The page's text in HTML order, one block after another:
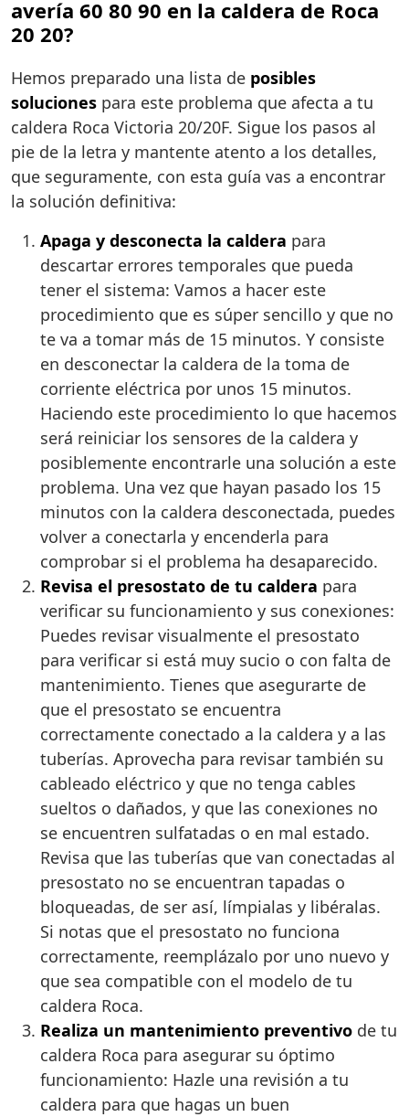
avería 60 80 90 en la caldera de Roca
20 20?
Hemos preparado una lista de posibles
soluciones para este problema que afecta a tu
caldera Roca Victoria 20/20F. Sigue los pasos al
pie de la letra y mantente atento a los detalles,
que seguramente, con esta guía vas a encontrar
la solución definitiva:
Apaga y desconecta la caldera para
descartar errores temporales que pueda
tener el sistema: Vamos a hacer este
procedimiento que es súper sencillo y que no
te va a tomar más de 15 minutos. Y consiste
en desconectar la caldera de la toma de
corriente eléctrica por unos 15 minutos.
Haciendo este procedimiento lo que hacemos
será reiniciar los sensores de la caldera y
posiblemente encontrarle una solución a este
problema. Una vez que hayan pasado los 15
minutos con la caldera desconectada, puedes
volver a conectarla y encenderla para
comprobar si el problema ha desaparecido.
Revisa el presostato de tu caldera para
verificar su funcionamiento y sus conexiones:
Puedes revisar visualmente el presostato
para verificar si está muy sucio o con falta de
mantenimiento. Tienes que asegurarte de
que el presostato se encuentra
correctamente conectado a la caldera y a las
tuberías. Aprovecha para revisar también su
cableado eléctrico y que no tenga cables
sueltos o dañados, y que las conexiones no
se encuentren sulfatadas o en mal estado.
Revisa que las tuberías que van conectadas al
presostato no se encuentran tapadas o
bloqueadas, de ser así, límpialas y libéralas.
Si notas que el presostato no funciona
correctamente, reemplázalo por uno nuevo y
que sea compatible con el modelo de tu
caldera Roca.
Realiza un mantenimiento preventivo de tu
caldera Roca para asegurar su óptimo
funcionamiento: Hazle una revisión a tu
caldera para que hagas un buen